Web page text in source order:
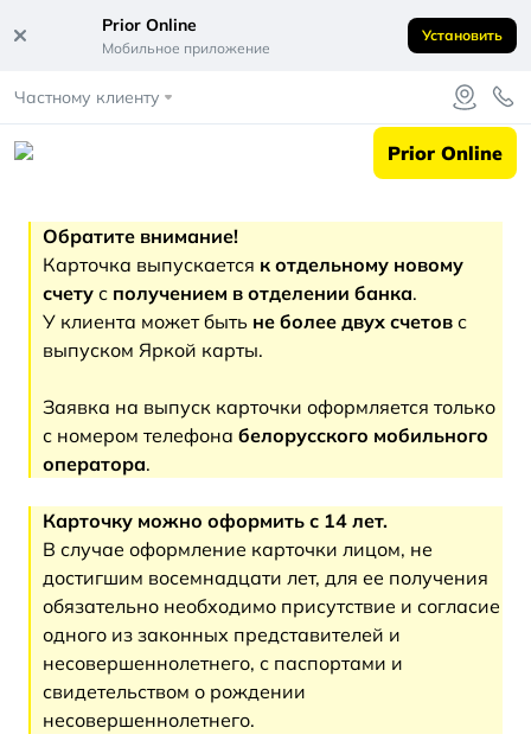
Prior Online
Мобильное приложение
Установить
Частному клиенту
Prior Online
Обратите внимание!
Карточка выпускается к отдельному новому
счету с получением в отделении банка.
У клиента может быть не более двух счетов с
выпуском Яркой карты.
Заявка на выпуск карточки оформляется только
с номером телефона белорусского мобильного
оператора.
Карточку можно оформить с 14 лет.
В случае оформление карточки лицом, не
достигшим восемнадцати лет, для ее получения
обязательно необходимо присутствие и согласие
одного из законных представителей и
несовершеннолетнего, с паспортами и
свидетельством о рождении
несовершеннолетнего.